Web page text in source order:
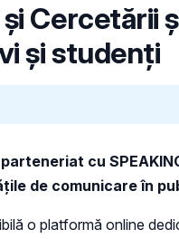
Cercetării
și studenți
cu
de comunicare în
o platformă online